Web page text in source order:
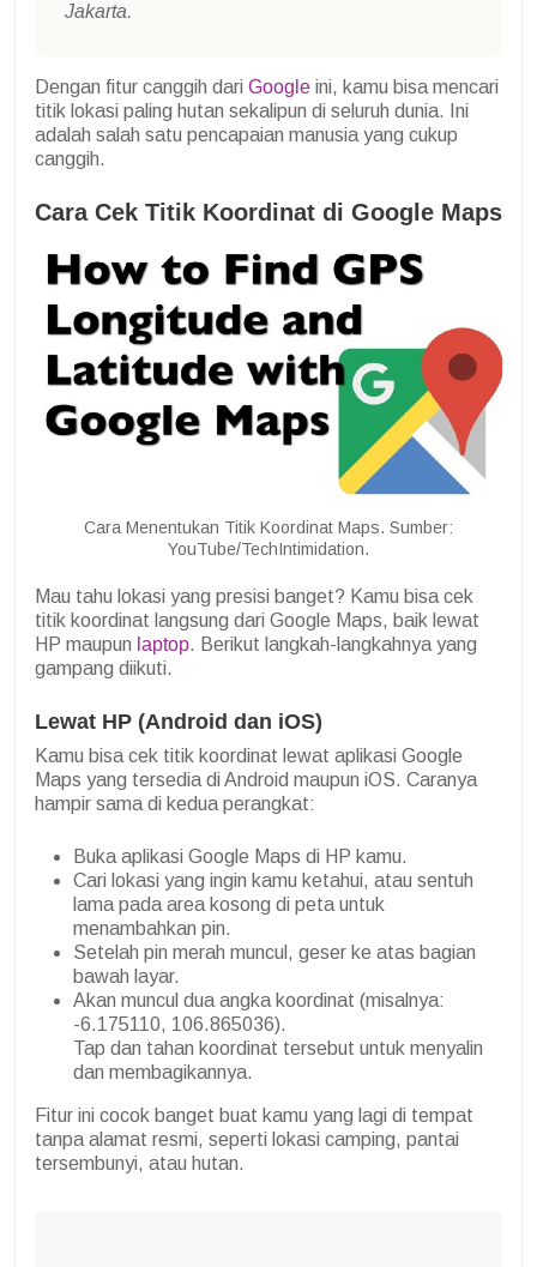
Jakarta.
Dengan fitur canggih dari Google ini, kamu bisa mencari
titik lokasi paling hutan sekalipun di seluruh dunia. Ini
adalah salah satu pencapaian manusia yang cukup
canggih.
Cara Cek Titik Koordinat di Google Maps
Cara Menentukan Titik Koordinat Maps. Sumber:
YouTube/TechIntimidation.
Mau tahu lokasi yang presisi banget? Kamu bisa cek
titik koordinat langsung dari Google Maps, baik lewat
HP maupun laptop. Berikut langkah-langkahnya yang
gampang diikuti.
Lewat HP (Android dan iOS)
Kamu bisa cek titik koordinat lewat aplikasi Google
Maps yang tersedia di Android maupun iOS. Caranya
hampir sama di kedua perangkat:
Buka aplikasi Google Maps di HP kamu.
Cari lokasi yang ingin kamu ketahui, atau sentuh
lama pada area kosong di peta untuk
menambahkan pin.
Setelah pin merah muncul, geser ke atas bagian
bawah layar.
Akan muncul dua angka koordinat (misalnya:
-6.175110, 106.865036).
Tap dan tahan koordinat tersebut untuk menyalin
dan membagikannya.
Fitur ini cocok banget buat kamu yang lagi di tempat
tanpa alamat resmi, seperti lokasi camping, pantai
tersembunyi, atau hutan.